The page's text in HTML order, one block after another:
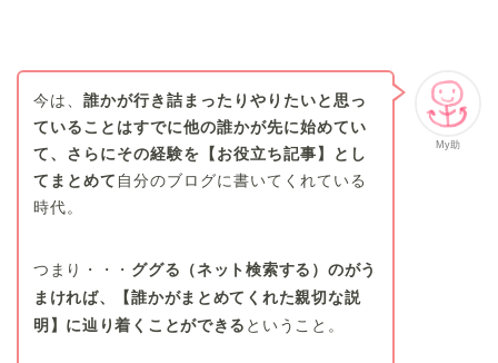
My助
今は、 誰かが行き詰まったりやりたいと思っ
ていることはすでに他の誰かが先に始めてい
て、さらにその経験を【お役立ち記事】とし
てまとめて 自分のブログに書いてくれている
時代。
つまり・・・ ググる（ネット検索する）のがう
まければ、【誰かがまとめてくれた親切な説
明】に辿り着くことができる ということ。